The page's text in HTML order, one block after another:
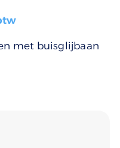
met buisglijbaan